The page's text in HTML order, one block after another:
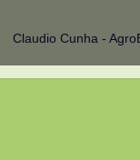
Claudio Cunha -